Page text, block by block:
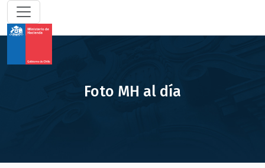
Foto MH al día